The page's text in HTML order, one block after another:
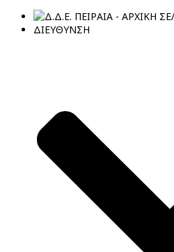
ΔΙΕΥΘΥΝΣΗ